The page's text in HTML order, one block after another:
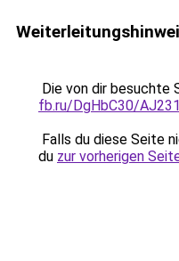
Die von dir besuchte
fb.ru/DgHbC30/
Falls du diese Seite
du zur vorherigen